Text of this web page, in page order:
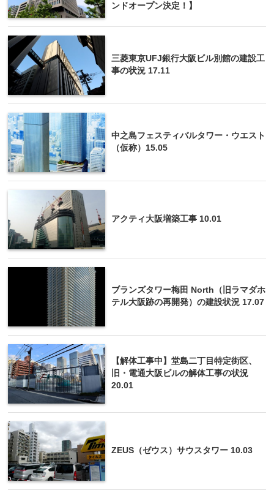
ンドオープン決定！】
三菱東京UFJ銀行大阪ビル別館の建設工
事の状況 17.11
中之島フェスティバルタワー・ウエスト
（仮称）15.05
アクティ大阪増築工事 10.01
ブランズタワー梅田 North（旧ラマダホ
テル大阪跡の再開発）の建設状況 17.07
【解体工事中】堂島二丁目特定街区、
旧・電通大阪ビルの解体工事の状況
20.01
ZEUS（ゼウス）サウスタワー 10.03